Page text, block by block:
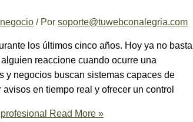
/ Por soporte@tuwebconalegria.com
los últimos cinco años. Hoy ya no basta
reaccione cuando ocurre una
y negocios buscan sistemas capaces de
en tiempo real y ofrecer un control
Read More »